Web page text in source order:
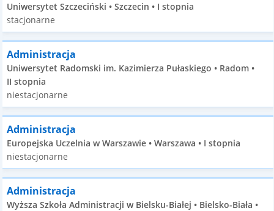
Uniwersytet Szczeciński • Szczecin • I stopnia
stacjonarne
Administracja
Uniwersytet Radomski im. Kazimierza Pułaskiego • Radom •
II stopnia
niestacjonarne
Administracja
Europejska Uczelnia w Warszawie • Warszawa • I stopnia
niestacjonarne
Administracja
Wyższa Szkoła Administracji w Bielsku-Białej • Bielsko-Biała •